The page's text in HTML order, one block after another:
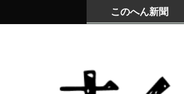
このへん新聞